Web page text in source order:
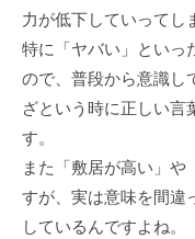
⼒が低下していってし
特に「ヤバい」といっ
ので、普段から意識し
ざという時に正しい⾔
す。
また「敷居が⾼い」
すが、実は意味を間違
しているんですよね。